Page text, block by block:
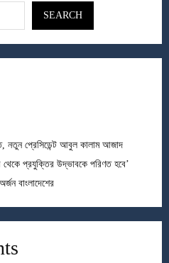
SEARCH
নতুন প্রেসিডেন্ট আবুল কালাম আজাদ
থেকে প্রযুক্তির উদ্ভাবকে পরিণত হবে’
বাংলাদেশের